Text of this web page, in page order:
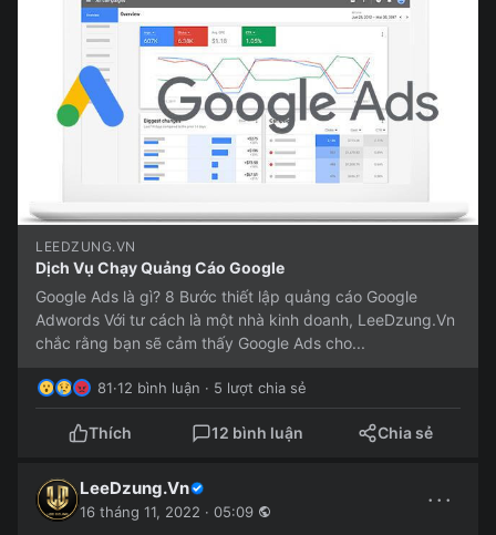
LEEDZUNG.VN
Dịch Vụ Chạy Quảng Cáo Google
Google Ads là gì? 8 Bước thiết lập quảng cáo Google
Adwords Với tư cách là một nhà kinh doanh, LeeDzung.Vn
chắc rằng bạn sẽ cảm thấy Google Ads cho...
81·12 bình luận · 5 lượt chia sẻ
Thích 12 bình luận Chia sẻ
LeeDzung.Vn
16 tháng 11, 2022 · 05:09 ···